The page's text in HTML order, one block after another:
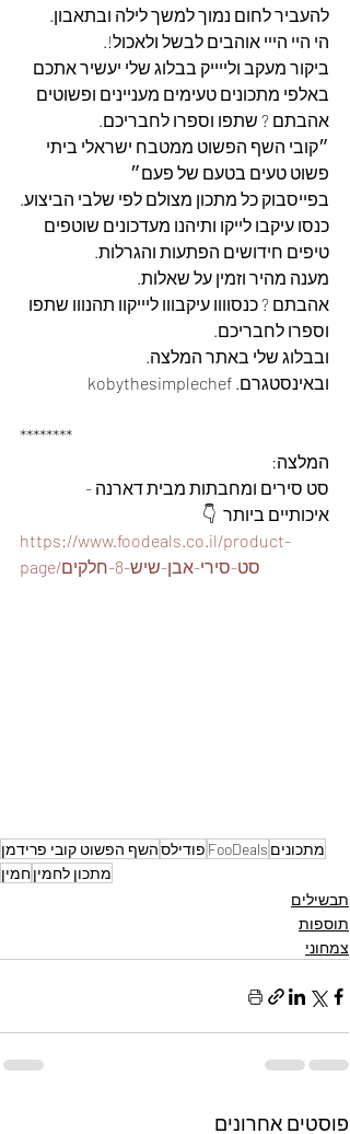
להעביר לחום נמוך למשך לילה ובתאבון.
הי היי הייי אוהבים לבשל ולאכול!.
ביקור מעקב ולייייק בבלוג שלי יעשיר אתכם
באלפי מתכונים טעימים מעניינים ופשוטים
אהבתם ? שתפו וספרו לחבריכם.
״קובי השף הפשוט ממטבח ישראלי ביתי
פשוט טעים בטעם של פעם״
בפייסבוק כל מתכון מצולם לפי שלבי הביצוע.
כנסו עיקבו לייקו ותיהנו מעדכונים שוטפים
טיפים חידושים הפתעות והגרלות.
מענה מהיר וזמין על שאלות.
אהבתם ? כנסוווו עיקבווו ליייקוו תהנווו שתפו
וספרו לחבריכם.
ובבלוג שלי באתר המלצה.
ובאינסטגרם. kobythesimplechef
********
המלצה:
סט סירים ומחבתות מבית דארנה -
איכותיים ביותר  👇
https://www.foodeals.co.il/product-
page/סט-סירי-אבן-שיש-8-חלקים
מתכונים FooDeals פודילסהשף הפשוט קובי פרידמן
מתכון לחמיןחמין
תבשילים
תוספות
צמחוני
פוסטים אחרונים